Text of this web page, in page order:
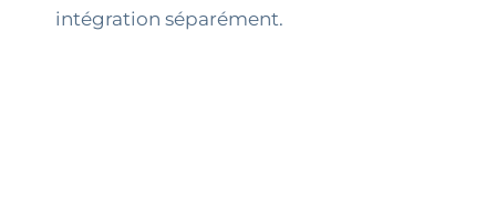
intégration séparément.